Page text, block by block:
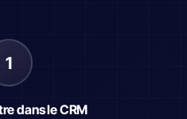
1
dans le CRM